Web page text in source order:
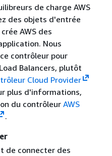
de charge AWS
des objets d'entrée
AWS des
Nous
contrôleur pour
Balancers, plutôt
Cloud Provider
plus d'informations,
du contrôleur AWS
.
de connecter des